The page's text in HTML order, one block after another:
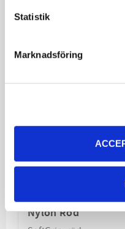
Statistik
Marknadsföring
50
Nobby Koppel
Nylon Röd
SPARA 20%